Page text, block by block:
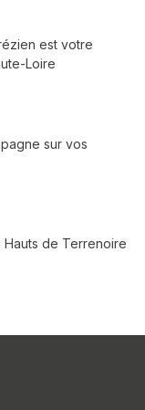
est votre
Loire
sur vos
de Terrenoire